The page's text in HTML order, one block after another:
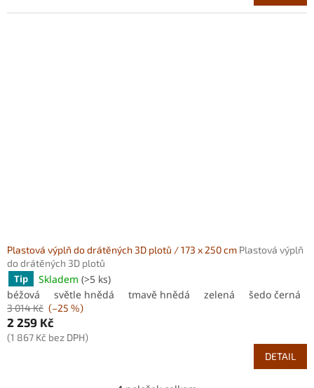
Plastová výplň do drátěných 3D plotů / 173 x 250 cm Plastová výplň
do drátěných 3D plotů
Tip Skladem (>5 ks)
béžová
světle hnědá tmavě hnědá zelená šedo černá
3 014 Kč (–25 %)
2 259 Kč
(1 867 Kč bez DPH)
DETAIL